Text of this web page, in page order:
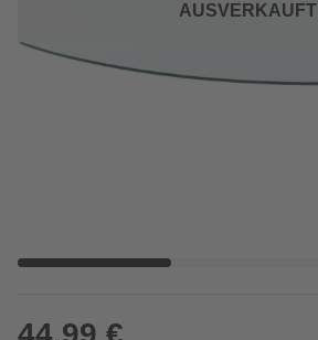
AUSVERKAUFT